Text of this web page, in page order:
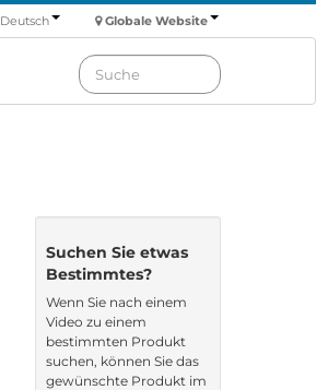
Globale Website
Deutsch
Suchen Sie etwas
Bestimmtes?
Wenn Sie nach einem
Video zu einem
bestimmten Produkt
suchen, können Sie das
gewünschte Produkt im